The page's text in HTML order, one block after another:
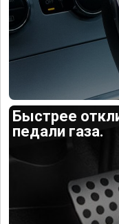
Быстрее
педали газа.